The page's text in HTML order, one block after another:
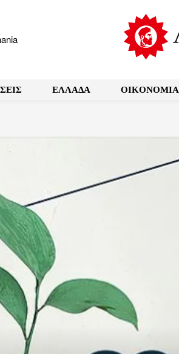
ΕΛΛΑΔΑ OIKONOMIA